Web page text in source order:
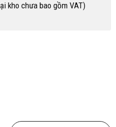
kho chưa bao gồm VAT)